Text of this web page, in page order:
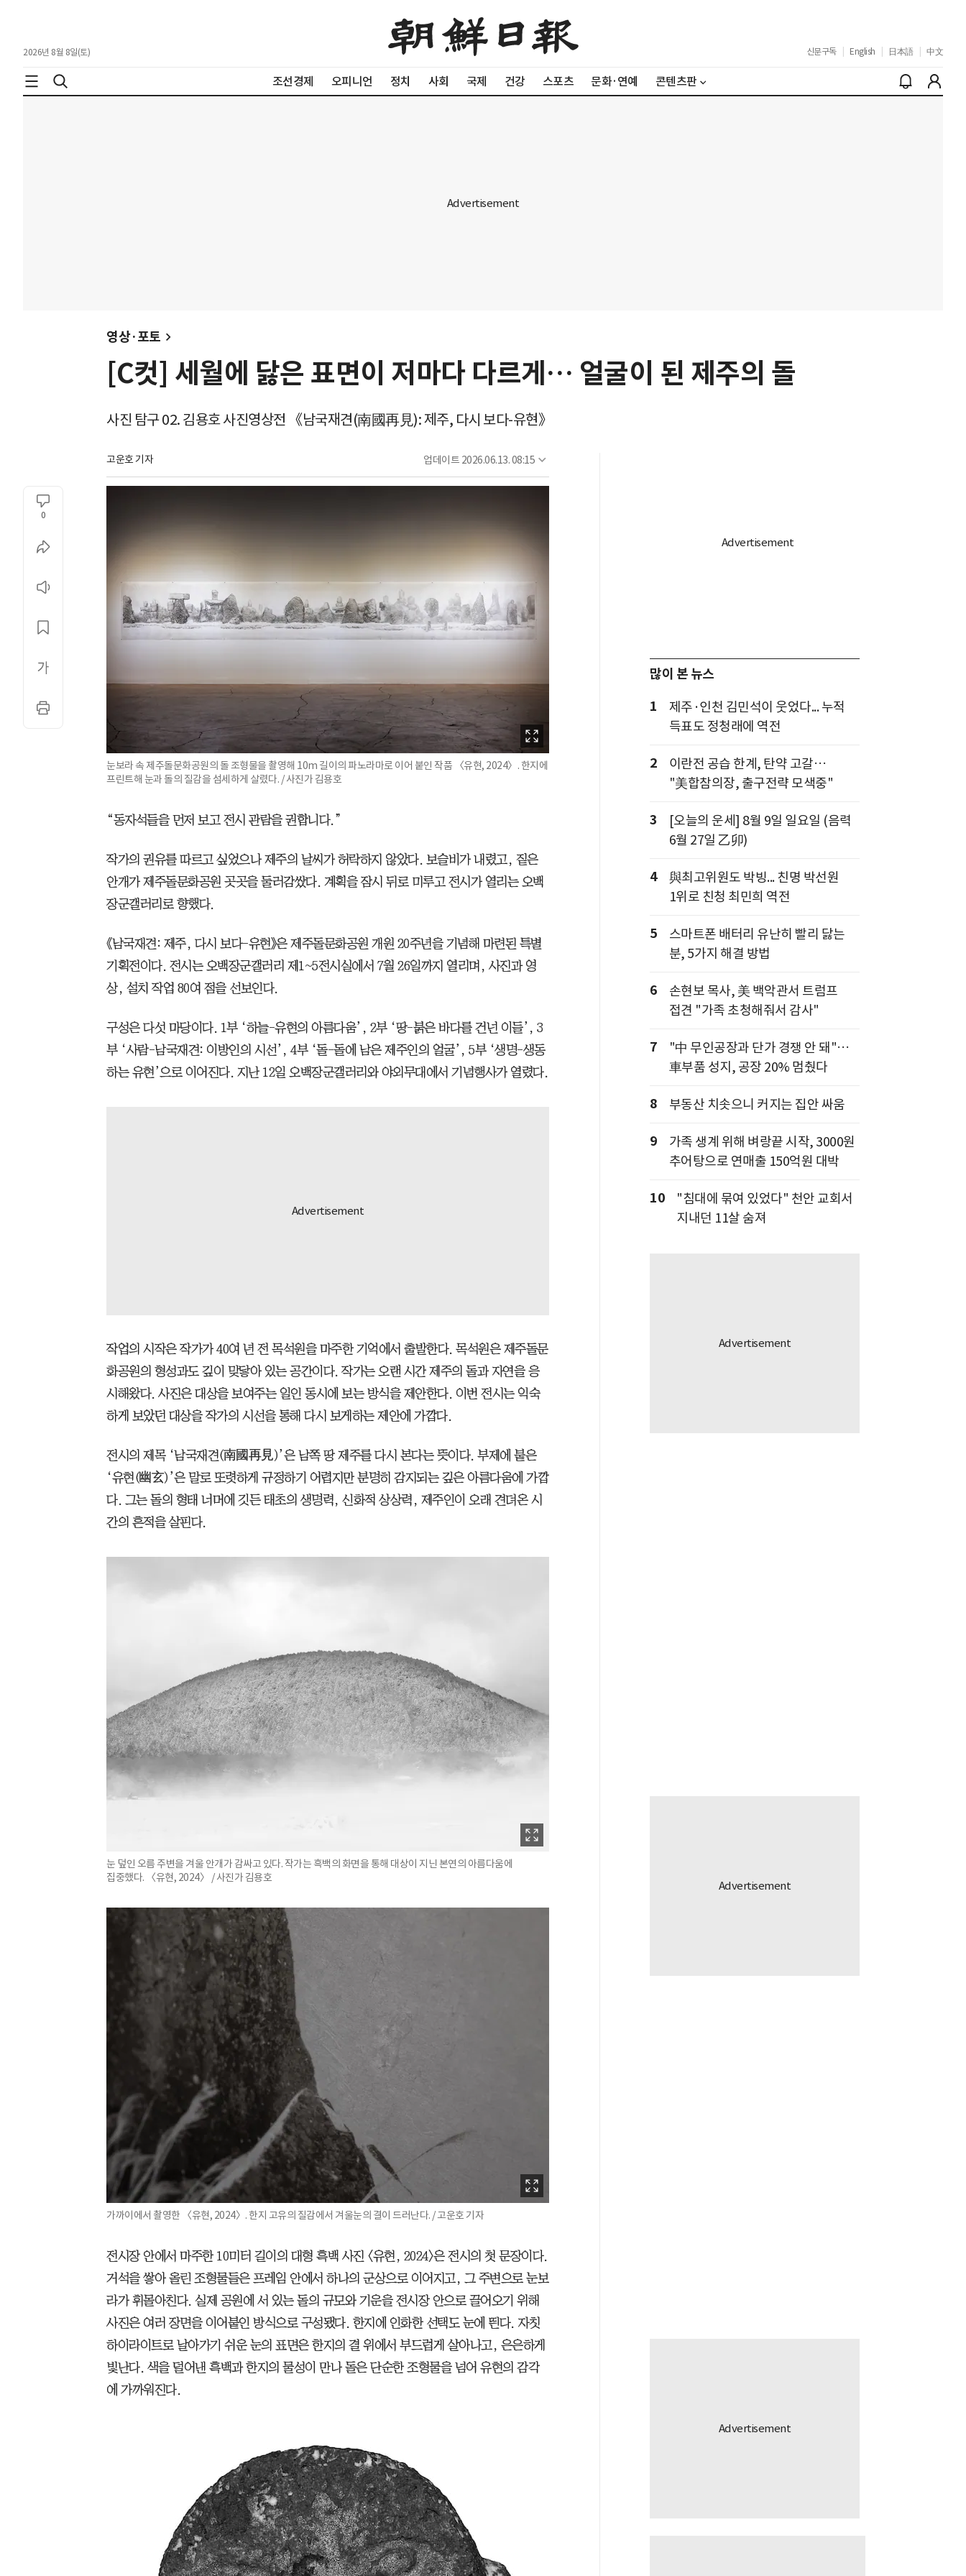
2026년 8월 8일(토) 신문구독 English 日本語 中文
조선경제 오피니언 정치 사회 국제 건강 스포츠 문화·연예 콘텐츠판
영상·포토
[C컷] 세월에 닳은 표면이 저마다 다르게… 얼굴이 된 제주의 돌
사진 탐구 02. 김용호 사진영상전 《남국재견(南國再見): 제주, 다시 보다-유현》
고운호 기자 업데이트 2026.06.13. 08:15
0
눈보라 속 제주돌문화공원의 돌 조형물을 촬영해 10m 길이의 파노라마로 이어 붙인 작품 〈유현, 2024〉. 한지에
프린트해 눈과 돌의 질감을 섬세하게 살렸다. / 사진가 김용호
“동자석들을 먼저 보고 전시 관람을 권합니다.”
작가의 권유를 따르고 싶었으나 제주의 날씨가 허락하지 않았다. 보슬비가 내렸고, 짙은
안개가 제주돌문화공원 곳곳을 둘러감쌌다. 계획을 잠시 뒤로 미루고 전시가 열리는 오백
장군갤러리로 향했다.
《남국재견: 제주, 다시 보다-유현》은 제주돌문화공원 개원 20주년을 기념해 마련된 특별
기획전이다. 전시는 오백장군갤러리 제1~5전시실에서 7월 26일까지 열리며, 사진과 영
상, 설치 작업 80여 점을 선보인다.
구성은 다섯 마당이다. 1부 ‘하늘-유현의 아름다움’, 2부 ‘땅-붉은 바다를 건넌 이들’, 3
부 ‘사람-남국재견: 이방인의 시선’, 4부 ‘돌-돌에 남은 제주인의 얼굴’, 5부 ‘생명-생동
하는 유현’으로 이어진다. 지난 12일 오백장군갤러리와 야외무대에서 기념행사가 열렸다.
작업의 시작은 작가가 40여 년 전 목석원을 마주한 기억에서 출발한다. 목석원은 제주돌문
화공원의 형성과도 깊이 맞닿아 있는 공간이다. 작가는 오랜 시간 제주의 돌과 자연을 응
시해왔다. 사진은 대상을 보여주는 일인 동시에 보는 방식을 제안한다. 이번 전시는 익숙
하게 보았던 대상을 작가의 시선을 통해 다시 보게하는 제안에 가깝다.
전시의 제목 ‘남국재견(南國再見)’은 남쪽 땅 제주를 다시 본다는 뜻이다. 부제에 붙은
‘유현(幽玄)’은 말로 또렷하게 규정하기 어렵지만 분명히 감지되는 깊은 아름다움에 가깝
다. 그는 돌의 형태 너머에 깃든 태초의 생명력, 신화적 상상력, 제주인이 오래 견뎌온 시
간의 흔적을 살핀다.
눈 덮인 오름 주변을 겨울 안개가 감싸고 있다. 작가는 흑백의 화면을 통해 대상이 지닌 본연의 아름다움에
집중했다. 〈유현, 2024〉 / 사진가 김용호
가까이에서 촬영한 〈유현, 2024〉. 한지 고유의 질감에서 겨울눈의 결이 드러난다. / 고운호 기자
전시장 안에서 마주한 10미터 길이의 대형 흑백 사진 〈유현, 2024〉은 전시의 첫 문장이다.
거석을 쌓아 올린 조형물들은 프레임 안에서 하나의 군상으로 이어지고, 그 주변으로 눈보
라가 휘몰아친다. 실제 공원에 서 있는 돌의 규모와 기운을 전시장 안으로 끌어오기 위해
사진은 여러 장면을 이어붙인 방식으로 구성됐다. 한지에 인화한 선택도 눈에 띈다. 자칫
하이라이트로 날아가기 쉬운 눈의 표면은 한지의 결 위에서 부드럽게 살아나고, 은은하게
빛난다. 색을 덜어낸 흑백과 한지의 물성이 만나 돌은 단순한 조형물을 넘어 유현의 감각
에 가까워진다.
많이 본 뉴스
1
제주·인천 김민석이 웃었다... 누적
득표도 정청래에 역전
2
이란전 공습 한계, 탄약 고갈…
"美합참의장, 출구전략 모색중"
3
[오늘의 운세] 8월 9일 일요일 (음력
6월 27일 乙卯)
4
與최고위원도 박빙... 친명 박선원
1위로 친청 최민희 역전
5
스마트폰 배터리 유난히 빨리 닳는
분, 5가지 해결 방법
6
손현보 목사, 美 백악관서 트럼프
접견 "가족 초청해줘서 감사"
7
"中 무인공장과 단가 경쟁 안 돼"…
車부품 성지, 공장 20% 멈췄다
8 부동산 치솟으니 커지는 집안 싸움
9
가족 생계 위해 벼랑끝 시작, 3000원
추어탕으로 연매출 150억원 대박
10
"침대에 묶여 있었다" 천안 교회서
지내던 11살 숨져